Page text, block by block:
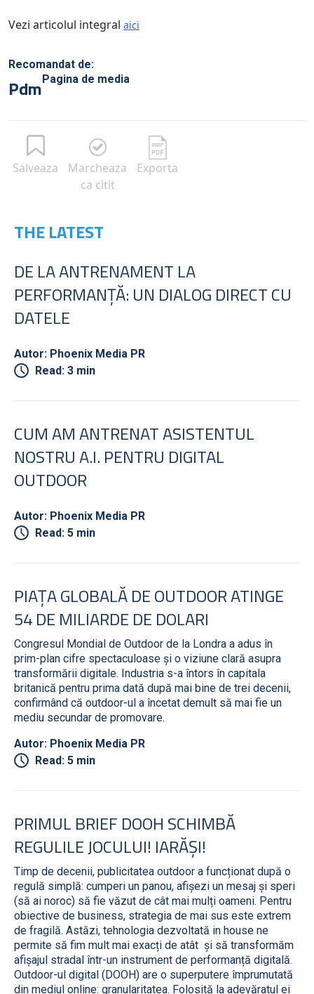
Vezi articolul integral aici
Recomandat de:
Pdm Pagina de media
Salveaza
Marcheaza
ca citit
Exporta
THE LATEST
DE LA ANTRENAMENT LA
PERFORMANȚĂ: UN DIALOG DIRECT CU
DATELE
Autor: Phoenix Media PR
Read: 3 min
CUM AM ANTRENAT ASISTENTUL
NOSTRU A.I. PENTRU DIGITAL
OUTDOOR
Autor: Phoenix Media PR
Read: 5 min
PIAȚA GLOBALĂ DE OUTDOOR ATINGE
54 DE MILIARDE DE DOLARI
Congresul Mondial de Outdoor de la Londra a adus în
prim-plan cifre spectaculoase și o viziune clară asupra
transformării digitale. Industria s-a întors în capitala
britanică pentru prima dată după mai bine de trei decenii,
confirmând că outdoor-ul a încetat demult să mai fie un
mediu secundar de promovare.
Autor: Phoenix Media PR
Read: 5 min
PRIMUL BRIEF DOOH SCHIMBĂ
REGULILE JOCULUI! IARĂȘI!
Timp de decenii, publicitatea outdoor a funcționat după o
regulă simplă: cumperi un panou, afișezi un mesaj și speri
(să ai noroc) să fie văzut de cât mai mulți oameni. Pentru
obiective de business, strategia de mai sus este extrem
de fragilă. Astăzi, tehnologia dezvoltată in house ne
permite să fim mult mai exacți de atât și să transformăm
afișajul stradal într-un instrument de performanță digitală.
Outdoor-ul digital (DOOH) are o superputere împrumutată
din mediul online: granularitatea. Folosită la adevăratul ei